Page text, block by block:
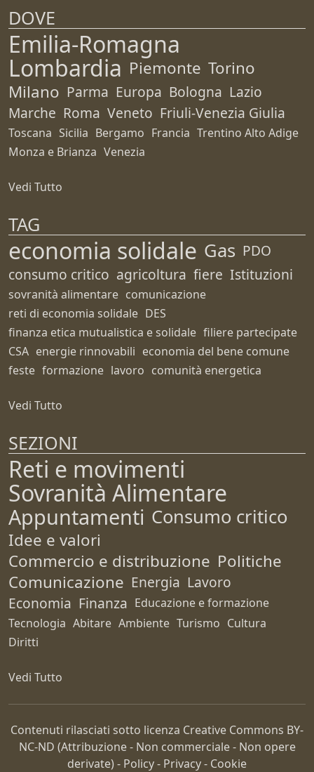
DOVE
Emilia-Romagna
Lombardia Piemonte Torino
Milano Parma Europa Bologna Lazio
Marche Roma Veneto Friuli-Venezia Giulia
Toscana Sicilia Bergamo Francia Trentino Alto Adige
Monza e Brianza Venezia
Vedi Tutto
TAG
economia solidale Gas PDO
consumo critico agricoltura fiere Istituzioni
sovranità alimentare comunicazione
reti di economia solidale DES
finanza etica mutualistica e solidale filiere partecipate
CSA energie rinnovabili economia del bene comune
feste formazione lavoro comunità energetica
Vedi Tutto
SEZIONI
Reti e movimenti
Sovranità Alimentare
Appuntamenti Consumo critico
Idee e valori
Commercio e distribuzione Politiche
Comunicazione Energia Lavoro
Economia Finanza Educazione e formazione
Tecnologia Abitare Ambiente Turismo Cultura
Diritti
Vedi Tutto
Contenuti rilasciati sotto licenza Creative Commons BY-
NC-ND (Attribuzione - Non commerciale - Non opere
derivate) - Policy- Privacy- Cookie